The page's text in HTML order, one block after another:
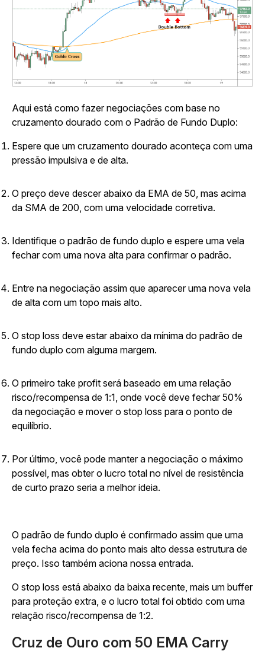
Aqui está como fazer negociações com base no
cruzamento dourado com o Padrão de Fundo Duplo:
Espere que um cruzamento dourado aconteça com uma
pressão impulsiva e de alta.
O preço deve descer abaixo da EMA de 50, mas acima
da SMA de 200, com uma velocidade corretiva.
Identifique o padrão de fundo duplo e espere uma vela
fechar com uma nova alta para confirmar o padrão.
Entre na negociação assim que aparecer uma nova vela
de alta com um topo mais alto.
O stop loss deve estar abaixo da mínima do padrão de
fundo duplo com alguma margem.
O primeiro take profit será baseado em uma relação
risco/recompensa de 1:1, onde você deve fechar 50%
da negociação e mover o stop loss para o ponto de
equilíbrio.
Por último, você pode manter a negociação o máximo
possível, mas obter o lucro total no nível de resistência
de curto prazo seria a melhor ideia.
O padrão de fundo duplo é confirmado assim que uma
vela fecha acima do ponto mais alto dessa estrutura de
preço. Isso também aciona nossa entrada.
O stop loss está abaixo da baixa recente, mais um buffer
para proteção extra, e o lucro total foi obtido com uma
relação risco/recompensa de 1:2.
Cruz de Ouro com 50 EMA Carry